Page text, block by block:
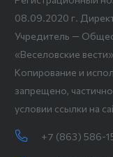
08.09.2020 г.
Учредитель —
«Веселовские
Копирование и
запрещено,
условии ссылки на
+7 (863) 586-